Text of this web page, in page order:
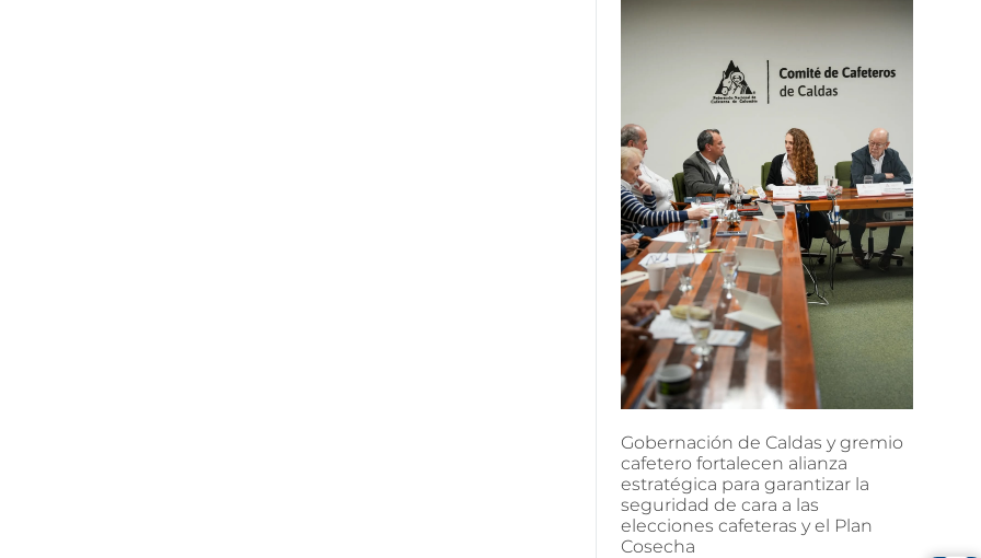
Gobernación de Caldas y gremio
cafetero fortalecen alianza
estratégica para garantizar la
seguridad de cara a las
elecciones cafeteras y el Plan
Cosecha